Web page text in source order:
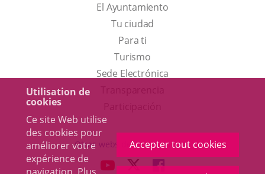
Utilisation de
cookies
Ce site Web utilise
des cookies pour
améliorer votre
expérience de
Accepter tout cookies
El Ayuntamiento
Tu ciudad
Para ti
TurismoEste
enlace
una
ventana
Sede Electrónica
externa.
Otras webs del ayuntamiento
ENLACEENLACEENLACE